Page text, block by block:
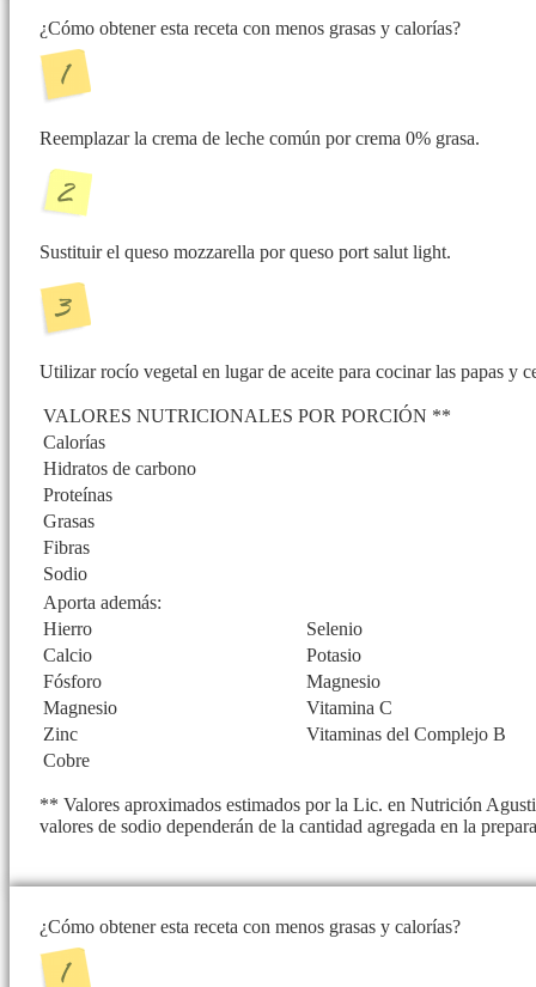
¿Cómo obtener esta receta con menos grasas y calorías?
Reemplazar la crema de leche común por crema 0% grasa.
Sustituir el queso mozzarella por queso port salut light.
Utilizar rocío vegetal en lugar de aceite para cocinar las papas y
VALORES NUTRICIONALES POR PORCIÓN **
Calorías
Hidratos de carbono
Proteínas
Grasas
Fibras
Sodio
Aporta además:
Hierro
Selenio
Calcio
Potasio
Fósforo
Magnesio
Magnesio
Vitamina C
Zinc
Vitaminas del Complejo B
Cobre
** Valores aproximados estimados por la Lic. en Nutrición
valores de sodio dependerán de la cantidad agregada en la
¿Cómo obtener esta receta con menos grasas y calorías?